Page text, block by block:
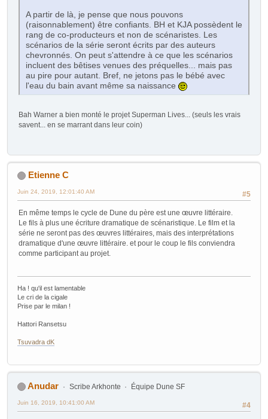
A partir de là, je pense que nous pouvons
(raisonnablement) être confiants. BH et KJA possèdent le
rang de co-producteurs et non de scénaristes. Les
scénarios de la série seront écrits par des auteurs
chevronnés. On peut s'attendre à ce que les scénarios
incluent des bêtises venues des préquelles... mais pas
au pire pour autant. Bref, ne jetons pas le bébé avec
l'eau du bain avant même sa naissance
Bah Warner a bien monté le projet Superman Lives... (seuls les vrais
savent... en se marrant dans leur coin)
Etienne C
#5
Juin 24, 2019, 12:01:40 AM
En même temps le cycle de Dune du père est une œuvre littéraire.
Le fils à plus une écriture dramatique de scénaristique. Le film et la
série ne seront pas des œuvres littéraires, mais des interprétations
dramatique d'une œuvre littéraire. et pour le coup le fils conviendra
comme participant au projet.
Ha ! qu'il est lamentable
Le cri de la cigale
Prise par le milan !
Hattori Ransetsu
Tsuvadra dK
Anudar Scribe Arkhonte Équipe Dune SF
#4
Juin 16, 2019, 10:41:00 AM